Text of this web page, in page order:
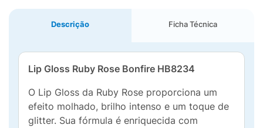
Descrição Ficha Técnica
Lip Gloss Ruby Rose Bonfire HB8234
O Lip Gloss da Ruby Rose proporciona um
efeito molhado, brilho intenso e um toque de
glitter. Sua fórmula é enriquecida com